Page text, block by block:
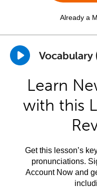
Already a
Vocabulary
Learn
with this
Get this lesson’s
pronunciations.
Account Now and